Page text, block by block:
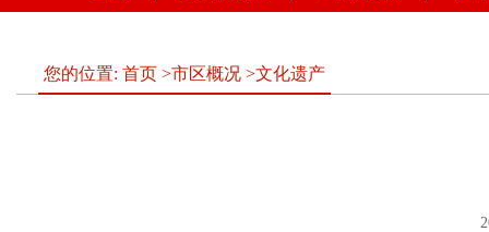
您的位置: 首页 >市区概况 >文化遗产